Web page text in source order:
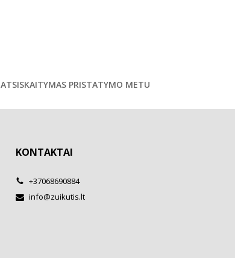
ATSISKAITYMAS PRISTATYMO METU
KONTAKTAI
+37068690884
info@zuikutis.lt